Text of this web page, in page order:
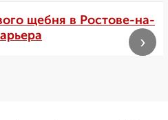
щебня в Ростове-на-
›